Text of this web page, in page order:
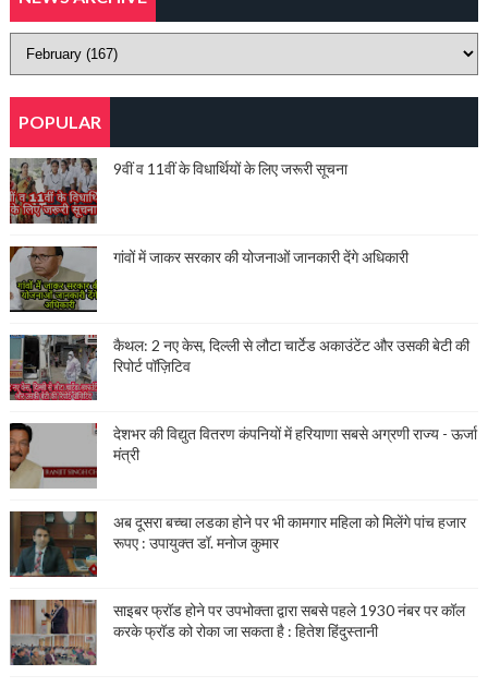
POPULAR
9वीं व 11वीं के विधार्थियों के लिए जरूरी सूचना
गांवों में जाकर सरकार की योजनाओं जानकारी देंगे अधिकारी
कैथल: 2 नए केस, दिल्ली से लौटा चार्टेड अकाउंटेंट और उसकी बेटी की
रिपोर्ट पॉज़िटिव
देशभर की विद्युत वितरण कंपनियों में हरियाणा सबसे अग्रणी राज्य - ऊर्जा
मंत्री
अब दूसरा बच्चा लडका होने पर भी कामगार महिला को मिलेंगे पांच हजार
रूपए : उपायुक्त डॉ. मनोज कुमार
साइबर फ्रॉड होने पर उपभोक्ता द्वारा सबसे पहले 1930 नंबर पर कॉल
करके फ्रॉड को रोका जा सकता है : हितेश हिंदुस्तानी